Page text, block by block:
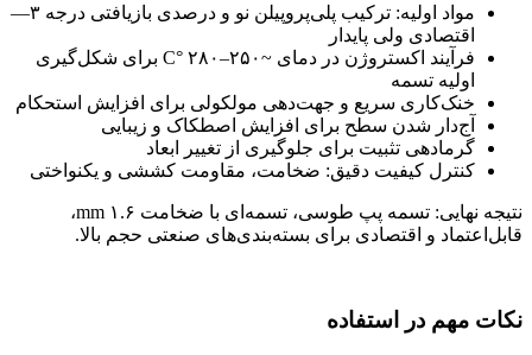
مواد اولیه: ترکیب پلی‌پروپیلن نو و درصدی بازیافتی درجه ۳—
اقتصادی ولی پایدار
فرآیند اکستروژن در دمای ~۲۵۰–۲۸۰ °C برای شکل‌گیری
اولیه تسمه
خنک‌کاری سریع و جهت‌دهی مولکولی برای افزایش استحکام
آج‌دار شدن سطح برای افزایش اصطکاک و زیبایی
گرمادهی تثبیت برای جلوگیری از تغییر ابعاد
کنترل کیفیت دقیق: ضخامت، مقاومت کششی و یکنواختی
نتیجه نهایی: تسمه پپ طوسی، تسمه‌ای با ضخامت ۱.۶ mm،
قابل‌اعتماد و اقتصادی برای بسته‌بندی‌های صنعتی حجم بالا.
نکات مهم در استفاده